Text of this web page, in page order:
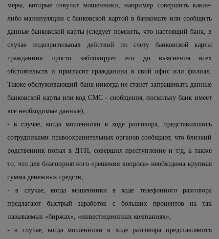
меры, которые озвучат мошенники, например совершить какие-
либо манипуляции с банковской картой в банкомате или сообщить
данные банковской карты (следует помнить, что настоящий банк, в
случае подозрительных действий по счету банковской карты
гражданина просто заблокирует его до выяснения всех
обстоятельств и пригласит гражданина в свой офис или филиал.
Также обслуживающий банк никогда не станет запрашивать данные
банковской карты или код СМС - сообщения, поскольку банк имеет
все необходимые данные);
- в случае, когда мошенники в ходе разговора, представившись
сотрудниками правоохранительных органов сообщают, что близкий
родственник попал в ДТП, совершил преступление и т/д, а также
то, что для благоприятного «решения вопроса» необходима крупная
сумма денежных средств;
- в случае, когда мошенники в ходе телефонного разговора
предлагают быстрый заработок с больших процентов на так
называемых «биржах», «инвестиционных компаниях»;
- в случае, когда мошенники в ходе разговора представляются